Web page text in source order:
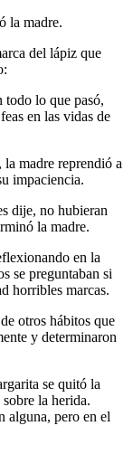
la madre.
del lápiz que
lo que pasó,
en las vidas de
madre reprendió a
impaciencia.
dije, no hubieran
la madre.
en la
se preguntaban si
horribles marcas.
otros hábitos que
y determinaron
se quitó la
la herida.
alguna, pero en el